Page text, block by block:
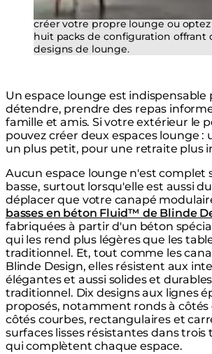
Choisissez le nombre de modules
créer votre propre lounge ou
huit packs de configuration offrant
designs de lounge.
Un espace lounge est indispensable
détendre, prendre des repas
famille et amis. Si votre extérieur le
pouvez créer deux espaces lounge :
un plus petit, pour une retraite plus
Aucun espace lounge n'est complet
basse, surtout lorsqu'elle est aussi
déplacer que votre canapé
basses en béton Fluid™ de Blinde
fabriquées à partir d'un béton
qui les rend plus légères que les
traditionnel. Et, tout comme les
Blinde Design, elles résistent aux
élégantes et aussi solides et
traditionnel. Dix designs aux lignes
proposés, notamment ronds à côtés
côtés courbes, rectangulaires et
surfaces lisses résistantes dans
qui complètent chaque espace.